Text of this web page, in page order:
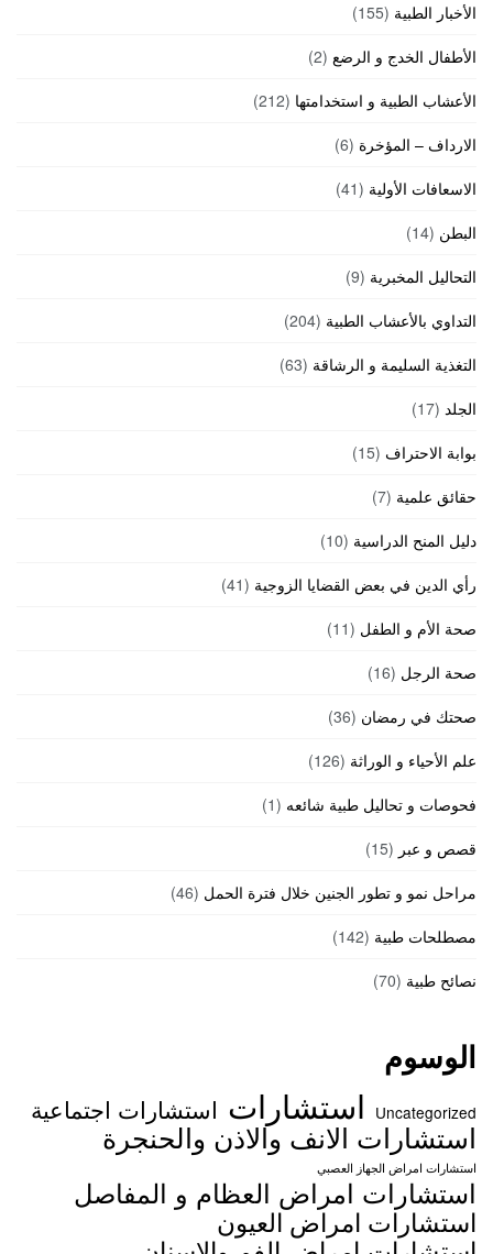
الأخبار الطبية (155)
الأطفال الخدج و الرضع (2)
الأعشاب الطبية و استخدامتها (212)
الارداف – المؤخرة (6)
الاسعافات الأولية (41)
البطن (14)
التحاليل المخبرية (9)
التداوي بالأعشاب الطبية (204)
التغذية السليمة و الرشاقة (63)
الجلد (17)
بوابة الاحتراف (15)
حقائق علمية (7)
دليل المنح الدراسية (10)
رأي الدين في بعض القضايا الزوجية (41)
صحة الأم و الطفل (11)
صحة الرجل (16)
صحتك في رمضان (36)
علم الأحياء و الوراثة (126)
فحوصات و تحاليل طبية شائعه (1)
قصص و عبر (15)
مراحل نمو و تطور الجنين خلال فترة الحمل (46)
مصطلحات طبية (142)
نصائح طبية (70)
الوسوم
Uncategorized استشارات استشارات اجتماعية
استشارات الانف والاذن والحنجرة
استشارات امراض الجهاز العصبي
استشارات امراض العظام و المفاصل
استشارات امراض العيون